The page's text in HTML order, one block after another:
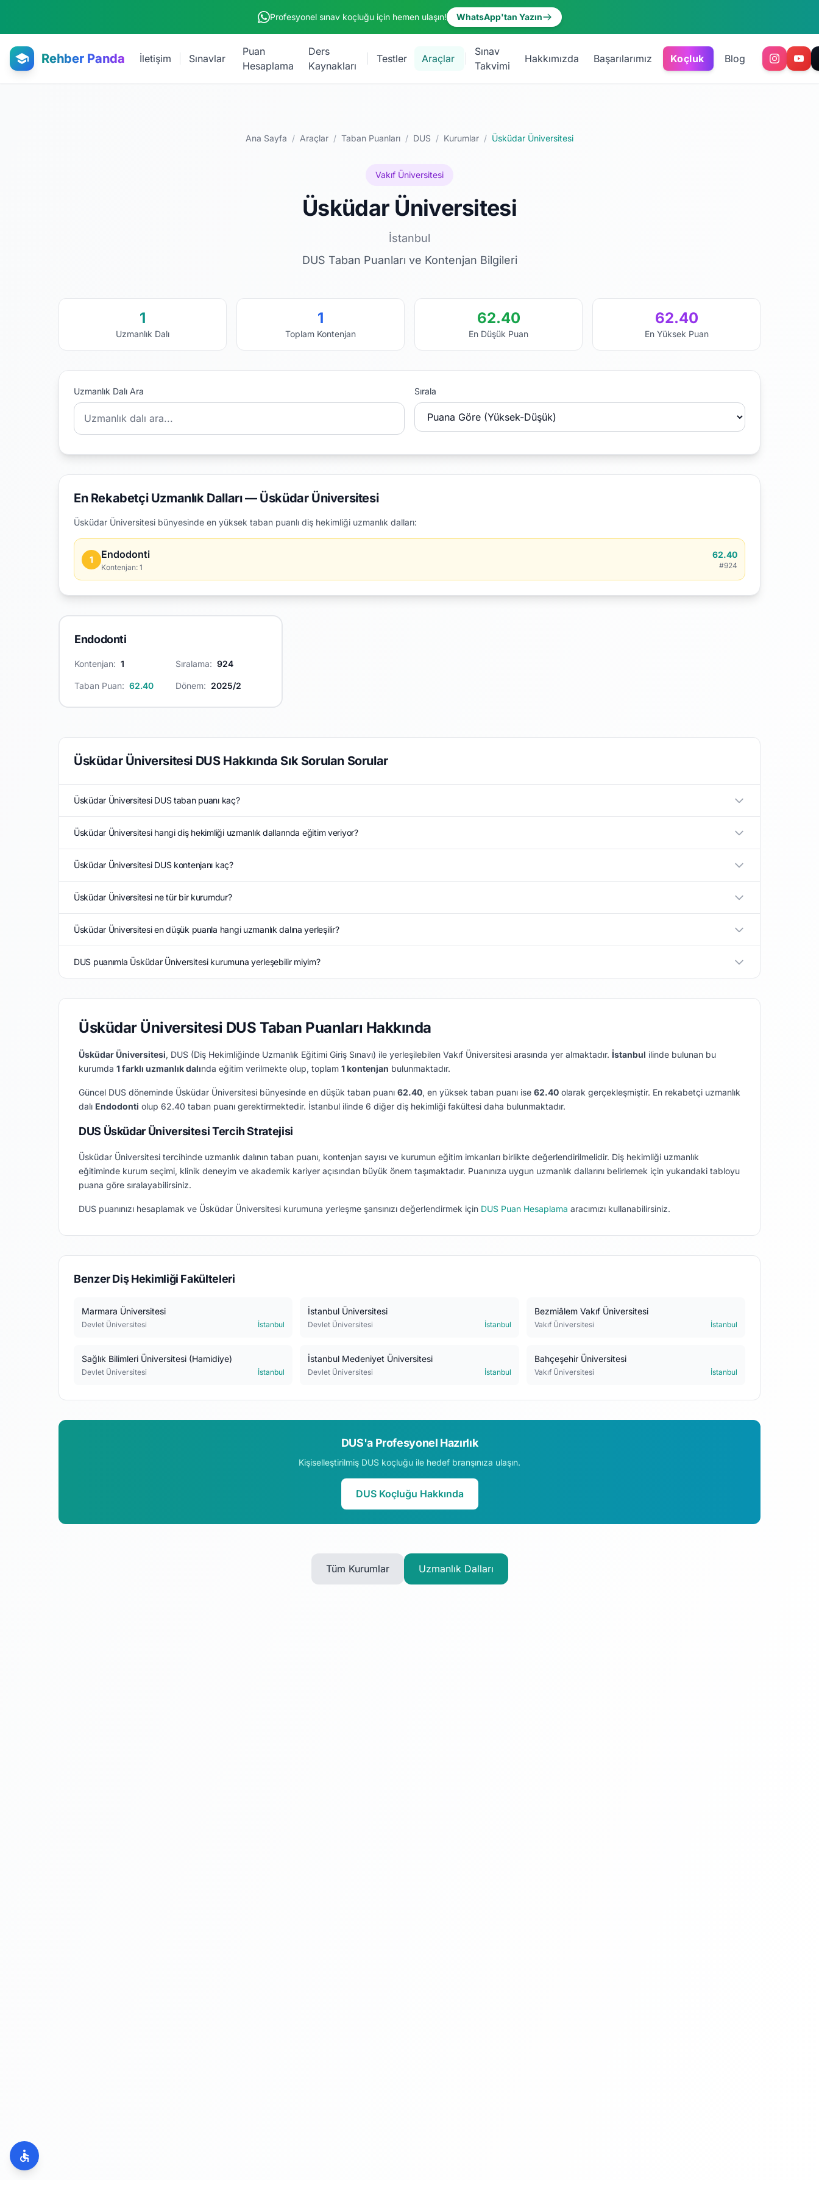
Profesyonel sınav koçluğu için hemen ulaşın! WhatsApp'tan Yazın
Rehber Panda İletişim Sınavlar
Puan
Hesaplama
Ders
Kaynakları
Testler Araçlar
Sınav
Takvimi
Hakkımızda Başarılarımız Koçluk Blog
Ana Sayfa / Araçlar / Taban Puanları / DUS / Kurumlar / Üsküdar Üniversitesi
Vakıf Üniversitesi
Üsküdar Üniversitesi
İstanbul
DUS Taban Puanları ve Kontenjan Bilgileri
1
Uzmanlık Dalı
1
Toplam Kontenjan
62.40
En Düşük Puan
62.40
En Yüksek Puan
Uzmanlık Dalı Ara Sırala
En Rekabetçi Uzmanlık Dalları — Üsküdar Üniversitesi
Üsküdar Üniversitesi bünyesinde en yüksek taban puanlı diş hekimliği uzmanlık dalları:
1 Endodonti
Kontenjan: 1
62.40
#924
Endodonti
Kontenjan: 1 Sıralama: 924
Taban Puan: 62.40 Dönem: 2025/2
Üsküdar Üniversitesi DUS Hakkında Sık Sorulan Sorular
Üsküdar Üniversitesi DUS taban puanı kaç?
Üsküdar Üniversitesi hangi diş hekimliği uzmanlık dallarında eğitim veriyor?
Üsküdar Üniversitesi DUS kontenjanı kaç?
Üsküdar Üniversitesi ne tür bir kurumdur?
Üsküdar Üniversitesi en düşük puanla hangi uzmanlık dalına yerleşilir?
DUS puanımla Üsküdar Üniversitesi kurumuna yerleşebilir miyim?
Üsküdar Üniversitesi DUS Taban Puanları Hakkında
Üsküdar Üniversitesi, DUS (Diş Hekimliğinde Uzmanlık Eğitimi Giriş Sınavı) ile yerleşilebilen Vakıf Üniversitesi arasında yer almaktadır. İstanbul ilinde bulunan bu
kurumda 1 farklı uzmanlık dalında eğitim verilmekte olup, toplam 1 kontenjan bulunmaktadır.
Güncel DUS döneminde Üsküdar Üniversitesi bünyesinde en düşük taban puanı 62.40, en yüksek taban puanı ise 62.40 olarak gerçekleşmiştir. En rekabetçi uzmanlık
dalı Endodonti olup 62.40 taban puanı gerektirmektedir. İstanbul ilinde 6 diğer diş hekimliği fakültesi daha bulunmaktadır.
DUS Üsküdar Üniversitesi Tercih Stratejisi
Üsküdar Üniversitesi tercihinde uzmanlık dalının taban puanı, kontenjan sayısı ve kurumun eğitim imkanları birlikte değerlendirilmelidir. Diş hekimliği uzmanlık
eğitiminde kurum seçimi, klinik deneyim ve akademik kariyer açısından büyük önem taşımaktadır. Puanınıza uygun uzmanlık dallarını belirlemek için yukarıdaki tabloyu
puana göre sıralayabilirsiniz.
DUS puanınızı hesaplamak ve Üsküdar Üniversitesi kurumuna yerleşme şansınızı değerlendirmek için DUS Puan Hesaplama aracımızı kullanabilirsiniz.
Benzer Diş Hekimliği Fakülteleri
Marmara Üniversitesi
Devlet Üniversitesi İstanbul
İstanbul Üniversitesi
Devlet Üniversitesi İstanbul
Bezmiâlem Vakıf Üniversitesi
Vakıf Üniversitesi İstanbul
Sağlık Bilimleri Üniversitesi (Hamidiye)
Devlet Üniversitesi İstanbul
İstanbul Medeniyet Üniversitesi
Devlet Üniversitesi İstanbul
Bahçeşehir Üniversitesi
Vakıf Üniversitesi İstanbul
DUS'a Profesyonel Hazırlık
Kişiselleştirilmiş DUS koçluğu ile hedef branşınıza ulaşın.
DUS Koçluğu Hakkında
Tüm Kurumlar Uzmanlık Dalları